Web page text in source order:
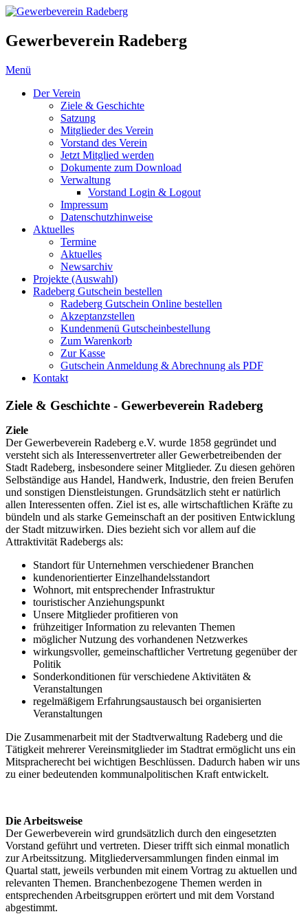
Gewerbeverein Radeberg
Menü
Der Verein
Ziele & Geschichte
Satzung
Mitglieder des Verein
Vorstand des Verein
Jetzt Mitglied werden
Dokumente zum Download
Verwaltung
Vorstand Login & Logout
Impressum
Datenschutzhinweise
Aktuelles
Termine
Aktuelles
Newsarchiv
Projekte (Auswahl)
Radeberg Gutschein bestellen
Radeberg Gutschein Online bestellen
Akzeptanzstellen
Kundenmenü Gutscheinbestellung
Zum Warenkorb
Zur Kasse
Gutschein Anmeldung & Abrechnung als PDF
Kontakt
Ziele & Geschichte - Gewerbeverein Radeberg
Ziele
Der Gewerbeverein Radeberg e.V. wurde 1858 gegründet und
versteht sich als Interessenvertreter aller Gewerbetreibenden der
Stadt Radeberg, insbesondere seiner Mitglieder. Zu diesen gehören
Selbständige aus Handel, Handwerk, Industrie, den freien Berufen
und sonstigen Dienstleistungen. Grundsätzlich steht er natürlich
allen Interessenten offen. Ziel ist es, alle wirtschaftlichen Kräfte zu
bündeln und als starke Gemeinschaft an der positiven Entwicklung
der Stadt mitzuwirken. Dies bezieht sich vor allem auf die
Attraktivität Radebergs als:
Standort für Unternehmen verschiedener Branchen
kundenorientierter Einzelhandelsstandort
Wohnort, mit entsprechender Infrastruktur
touristischer Anziehungspunkt
Unsere Mitglieder profitieren von
frühzeitiger Information zu relevanten Themen
möglicher Nutzung des vorhandenen Netzwerkes
wirkungsvoller, gemeinschaftlicher Vertretung gegenüber der
Politik
Sonderkonditionen für verschiedene Aktivitäten &
Veranstaltungen
regelmäßigem Erfahrungsaustausch bei organisierten
Veranstaltungen
Die Zusammenarbeit mit der Stadtverwaltung Radeberg und die
Tätigkeit mehrerer Vereinsmitglieder im Stadtrat ermöglicht uns ein
Mitspracherecht bei wichtigen Beschlüssen. Dadurch haben wir uns
zu einer bedeutenden kommunalpolitischen Kraft entwickelt.
Die Arbeitsweise
Der Gewerbeverein wird grundsätzlich durch den eingesetzten
Vorstand geführt und vertreten. Dieser trifft sich einmal monatlich
zur Arbeitssitzung. Mitgliederversammlungen finden einmal im
Quartal statt, jeweils verbunden mit einem Vortrag zu aktuellen und
relevanten Themen. Branchenbezogene Themen werden in
entsprechenden Arbeitsgruppen erörtert und mit dem Vorstand
abgestimmt.